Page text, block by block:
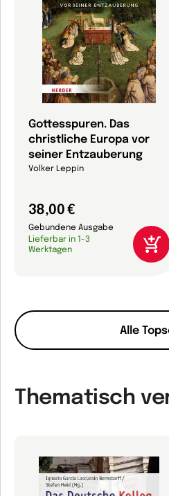
Alle
Gottesspuren. Das
christliche Europa vor
seiner Entzauberung
Volker Leppin
38,00 €
Gebundene Ausgabe
Lieferbar in 1-3
Werktagen
Thematisch